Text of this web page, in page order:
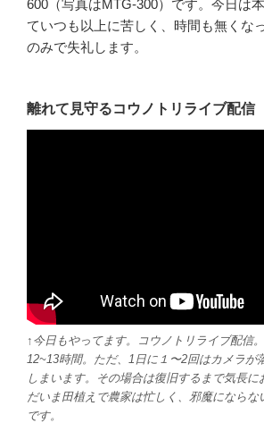
600（写真はMTG-300）です。今日は
ていつも以上に苦しく、時間も無くな
のみで失礼します。
離れて見守るコウノトリライブ配信
↑今日もやってます。コウノトリライブ配信
12~13時間。ただ、1日に１〜2回はカメラが
しまいます。その場合は復旧するまで気長に
だいま田植えで農家は忙しく、邪魔にならな
です。